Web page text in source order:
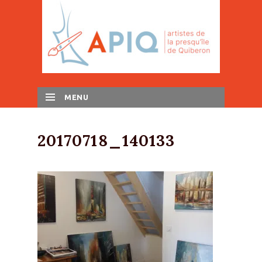
MENU
20170718_140133